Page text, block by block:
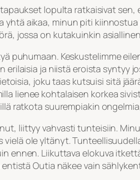
lopulta ratkaisivat
yhtä aikaa, minun piti
jossa on kutakuinkin
puhumaan. Keskustelimme
erilaisia ja niistä eroista
joku taas kutsuisi sitä
lienee kohtalaisen korkea
ratkota suurempiakin
liittyy vahvasti tunteisiin.
vielä ole yltänyt.
ennen. Liikuttava elokuva
Outia näkee vain